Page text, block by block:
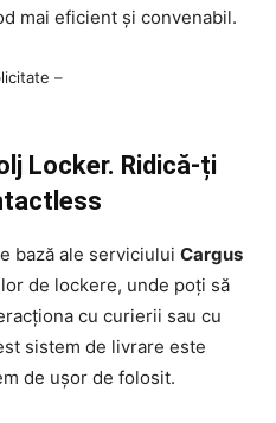
mai eficient și convenabil.
–
Locker. Ridică-ți
bază ale serviciului Cargus
de lockere, unde poți să
cu curierii sau cu
sistem de livrare este
de ușor de folosit.